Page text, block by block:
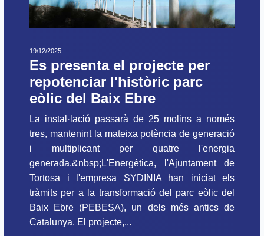
19/12/2025
Es presenta el projecte per
repotenciar l'històric parc
eòlic del Baix Ebre
La instal·lació passarà de 25 molins a només
tres, mantenint la mateixa potència de generació
i multiplicant per quatre l'energia
generada.&nbsp;L'Energètica, l'Ajuntament de
Tortosa i l'empresa SYDINIA han iniciat els
tràmits per a la transformació del parc eòlic del
Baix Ebre (PEBESA), un dels més antics de
Catalunya. El projecte,...